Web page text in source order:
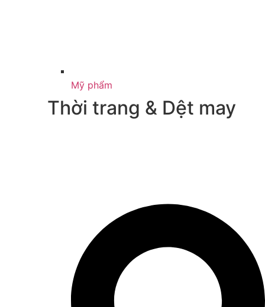
Mỹ phẩm
Thời trang & Dệt may